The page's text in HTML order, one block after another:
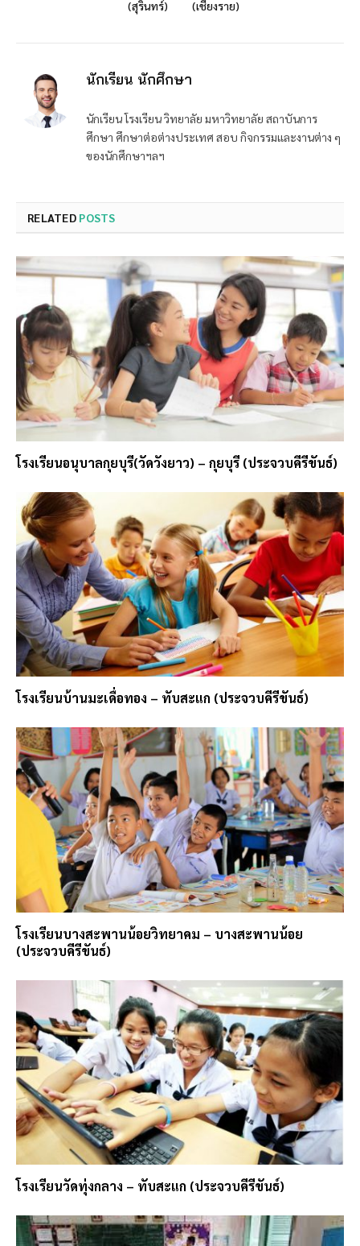
(สุรินทร์) (เชียงราย)
นักเรียน นักศึกษา
นักเรียน โรงเรียน วิทยาลัย มหาวิทยาลัย สถาบันการ
ศึกษา ศึกษาต่อต่างประเทศ สอบ กิจกรรมและงานต่าง ๆ
ของนักศึกษาฯลฯ
RELATED POSTS
โรงเรียนอนุบาลกุยบุรี(วัดวังยาว) – กุยบุรี (ประจวบคีรีขันธ์)
โรงเรียนบ้านมะเดื่อทอง – ทับสะแก (ประจวบคีรีขันธ์)
โรงเรียนบางสะพานน้อยวิทยาคม – บางสะพานน้อย
(ประจวบคีรีขันธ์)
โรงเรียนวัดทุ่งกลาง – ทับสะแก (ประจวบคีรีขันธ์)